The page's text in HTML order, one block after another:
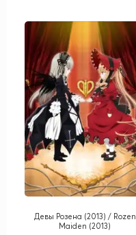
Девы Розена (2013) / Rozen
Maiden (2013)